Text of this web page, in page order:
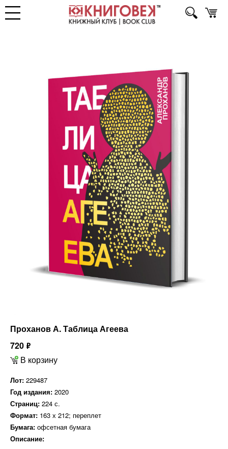
Проханов А. Таблица Агеева
720 ф
В корзину
Лот: 229487
Год издания: 2020
Страниц: 224 с.
Формат: 163 х 212; переплет
Бумага: офсетная бумага
Описание: